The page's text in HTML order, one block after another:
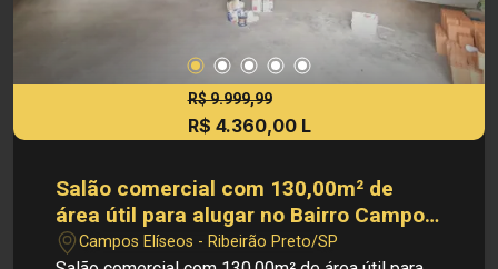
R$ 9.999,99
R$ 4.360,00 L
Salão comercial com 130,00m² de
área útil para alugar no Bairro Campos
Elíseos, Em Ribeirão Preto/SP.
Campos Elíseos - Ribeirão Preto/SP